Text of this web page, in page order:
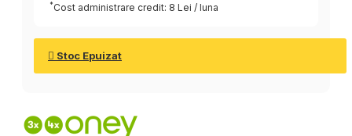
* Cost administrare credit: 8 Lei / luna
Stoc Epuizat